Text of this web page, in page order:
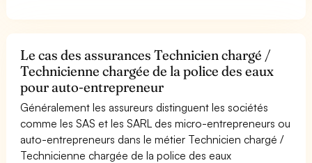
Le cas des assurances Technicien chargé /
Technicienne chargée de la police des eaux
pour auto-entrepreneur
Généralement les assureurs distinguent les sociétés
comme les SAS et les SARL des micro-entrepreneurs ou
auto-entrepreneurs dans le métier Technicien chargé /
Technicienne chargée de la police des eaux